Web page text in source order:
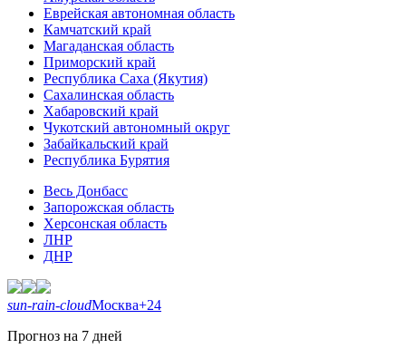
Еврейская автономная область
Камчатский край
Магаданская область
Приморский край
Республика Саха (Якутия)
Сахалинская область
Хабаровский край
Чукотский автономный округ
Забайкальский край
Республика Бурятия
Весь Донбасс
Запорожская область
Херсонская область
ЛНР
ДНР
sun-rain-cloudМосква+24
Прогноз на 7 дней